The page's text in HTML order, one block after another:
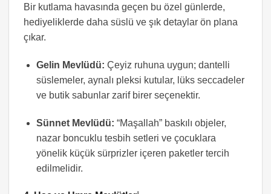
Bir kutlama havasında geçen bu özel günlerde,
hediyeliklerde daha süslü ve şık detaylar ön plana
çıkar.
Gelin Mevlüdü: Çeyiz ruhuna uygun; dantelli
süslemeler, aynalı pleksi kutular, lüks seccadeler
ve butik sabunlar zarif birer seçenektir.
Sünnet Mevlüdü: “Maşallah” baskılı objeler,
nazar boncuklu tesbih setleri ve çocuklara
yönelik küçük sürprizler içeren paketler tercih
edilmelidir.